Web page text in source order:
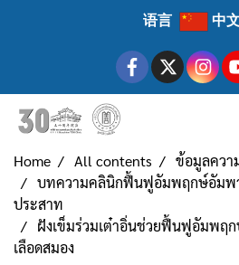
语言 中
Home All contents
ข้อมูลควา
บทความคลินิกฟื้นฟูอัมพฤกษ์อัมพ
ประสาท
ฝังเข็มร่วมเต๋าอิ่นช่วยฟื้นฟูอัมพฤ
เลือดสมอง